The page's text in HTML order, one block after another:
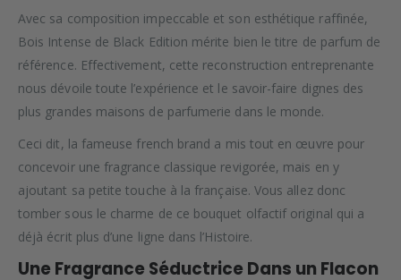
Avec sa composition impeccable et son esthétique raffinée,
Bois Intense de Black Edition mérite bien le titre de parfum de
référence. Effectivement, cette reconstruction entreprenante
nous dévoile toute l’expérience et le savoir-faire dignes des
plus grandes maisons de parfumerie dans le monde.
Ceci dit, la fameuse french brand a mis tout en œuvre pour
concevoir une fragrance classique revigorée, mais en y
ajoutant sa petite touche à la française. Vous allez donc
tomber sous le charme de ce bouquet olfactif original qui a
déjà écrit plus d’une ligne dans l’Histoire.
Une Fragrance Séductrice Dans un Flacon